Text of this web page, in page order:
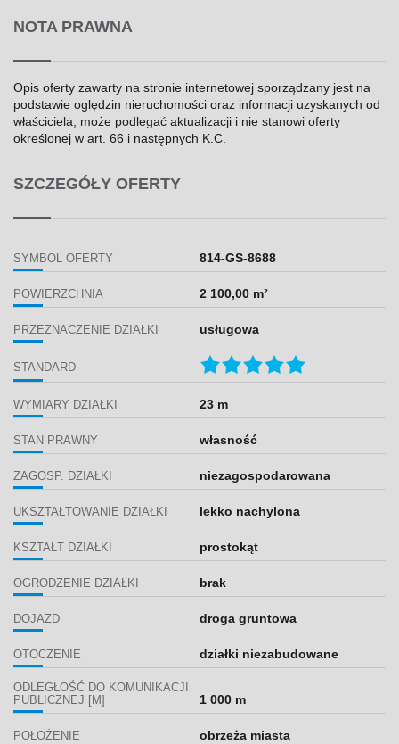
NOTA PRAWNA
Opis oferty zawarty na stronie internetowej sporządzany jest na
podstawie oględzin nieruchomości oraz informacji uzyskanych od
właściciela, może podlegać aktualizacji i nie stanowi oferty
określonej w art. 66 i następnych K.C.
SZCZEGÓŁY OFERTY
SYMBOL OFERTY 814-GS-8688
POWIERZCHNIA 2 100,00 m²
PRZEZNACZENIE DZIAŁKI usługowa
STANDARD
WYMIARY DZIAŁKI 23 m
STAN PRAWNY własność
ZAGOSP. DZIAŁKI niezagospodarowana
UKSZTAŁTOWANIE DZIAŁKI lekko nachylona
KSZTAŁT DZIAŁKI prostokąt
OGRODZENIE DZIAŁKI brak
DOJAZD droga gruntowa
OTOCZENIE działki niezabudowane
ODLEGŁOŚĆ DO KOMUNIKACJI
PUBLICZNEJ [M]
1 000 m
POŁOŻENIE obrzeża miasta